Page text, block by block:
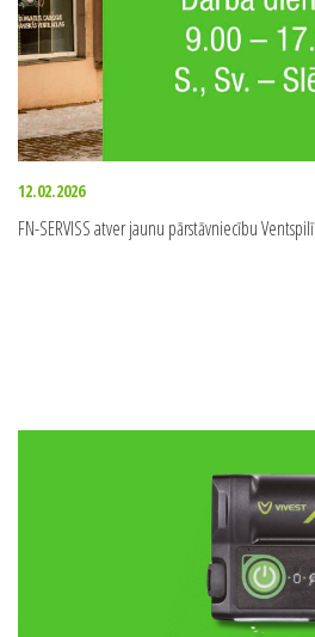
FN-SERVISS atver jaunu pārstāvniecību Ventspilī